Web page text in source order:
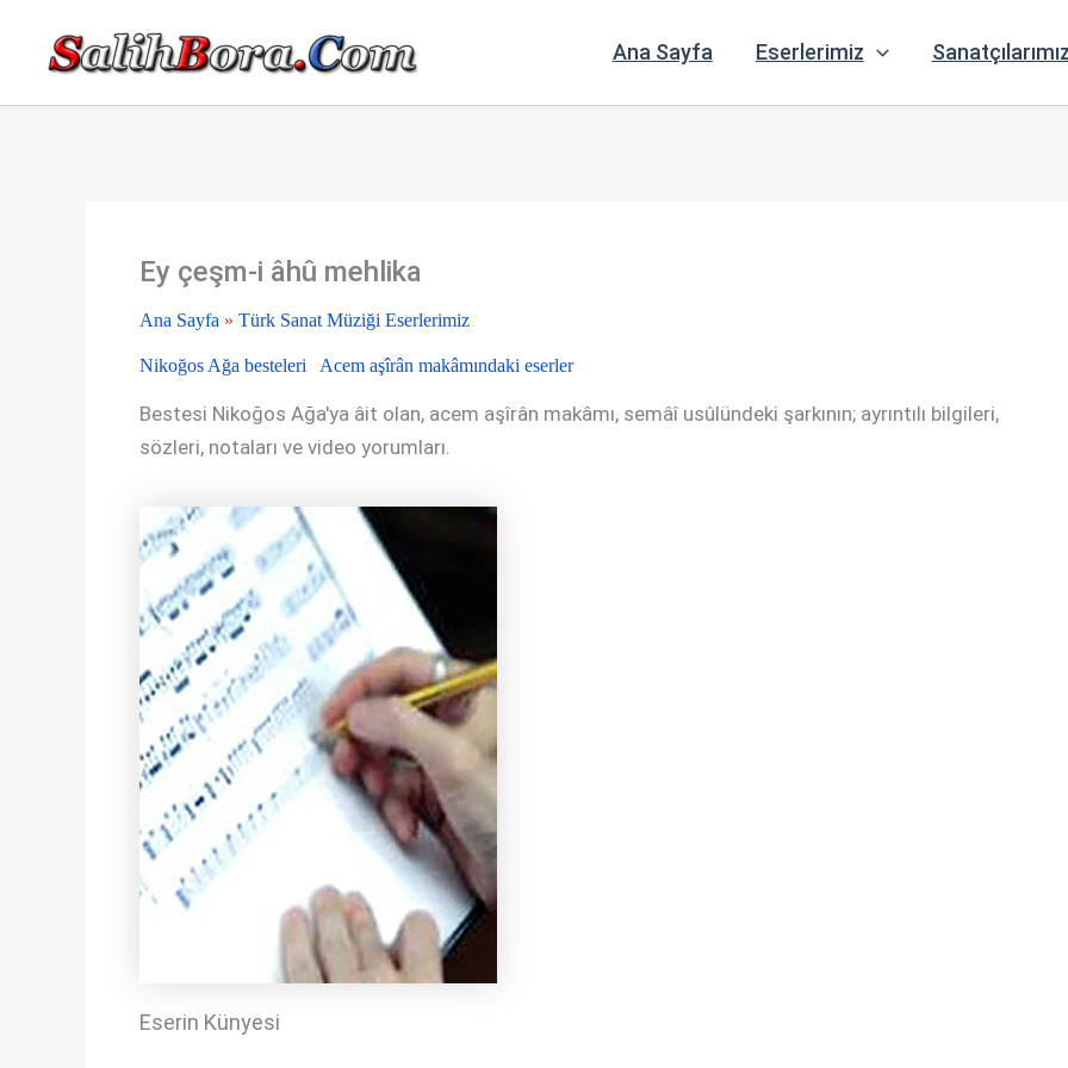
Ana Sayfa Eserlerimiz Sanatçılarımız
Ey çeşm-i âhû mehlika
Ana Sayfa » Türk Sanat Müziği Eserlerimiz
Nikoğos Ağa besteleri Acem aşîrân makâmındaki eserler
Bestesi Nikoğos Ağa'ya âit olan, acem aşîrân makâmı, semâî usûlündeki şarkının; ayrıntılı bilgileri,
sözleri, notaları ve video yorumları.
Eserin Künyesi